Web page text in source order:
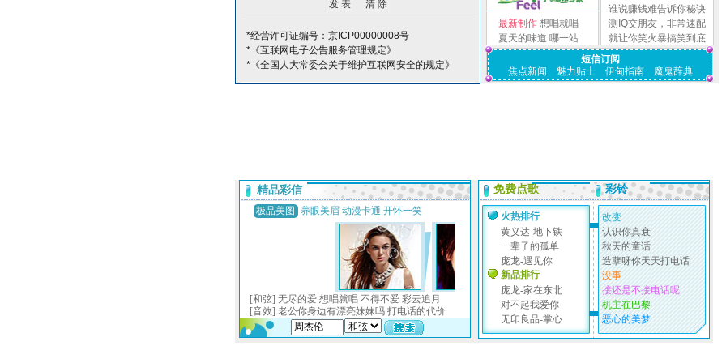
*经营许可证编号：京ICP00000008号
*《互联网电子公告服务管理规定》
*《全国人大常委会关于维护互联网安全的规定》
最新制作 想唱就唱
夏天的味道 哪一站
谁说赚钱难告诉你秘诀
测IQ交朋友，非常速配
就让你笑火暴搞笑到底
短信订阅
焦点新闻
魅力贴士 伊甸指南 魔鬼辞典